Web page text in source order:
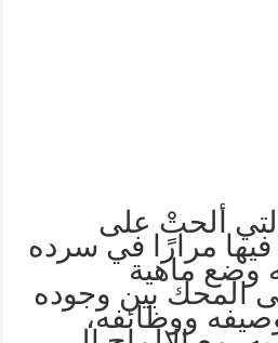
ألحتْ على
مرارًا في سرده
وضع ماهية
المحك بين وجوده
ووظائفه،